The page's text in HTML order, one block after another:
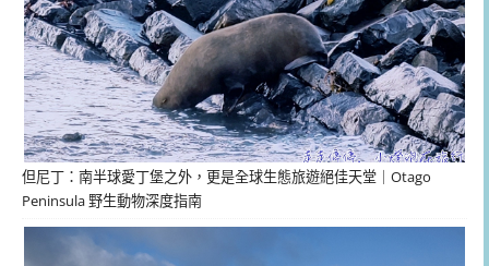
但尼丁：南半球愛丁堡之外，更是全球生態旅遊絕佳天堂｜Otago
Peninsula 野生動物深度指南